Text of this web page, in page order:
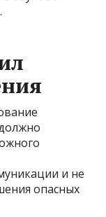
и не
опасных